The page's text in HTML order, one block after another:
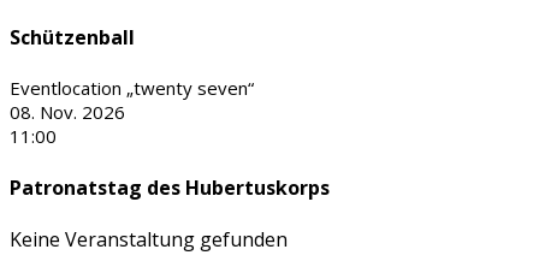
Schützenball
Eventlocation „twenty seven“
08. Nov. 2026
11:00
Patronatstag des Hubertuskorps
Keine Veranstaltung gefunden